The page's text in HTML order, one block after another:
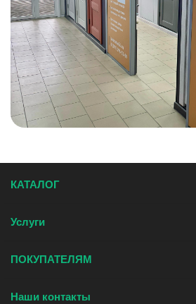
КАТАЛОГ
Услуги
ПОКУПАТЕЛЯМ
Наши контакты